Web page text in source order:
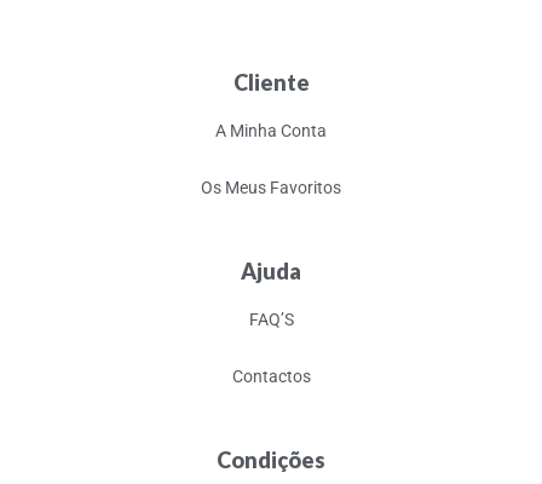
Cliente
A Minha Conta
Os Meus Favoritos
Ajuda
FAQ’S
Contactos
Condições